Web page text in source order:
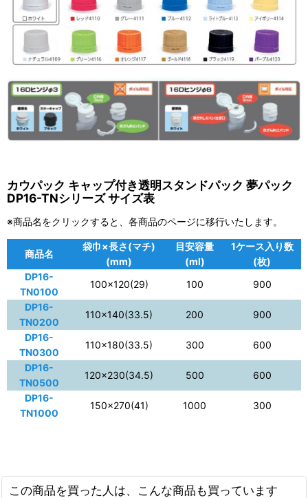
カウパック キャップ付き透明スタンドパック 夢パック
DP16-TNシリーズ サイズ表
※商品名をクリックすると、各商品のページに移行いたします。
商品名
袋巾×長さ(マチ)
(mm)
目安容量
(ml)
1ケース入り数
(枚)
DP16-
TN0100
100×120(29) 100
900
DP16-
TN0200
110×140(33.5) 200
900
DP16-
TN0300
110×180(33.5) 300
600
DP16-
TN0500
120×230(34.5) 500
600
DP16-
TN1000
150×270(41) 1000 300
この商品を買った人は、こんな商品も買っています